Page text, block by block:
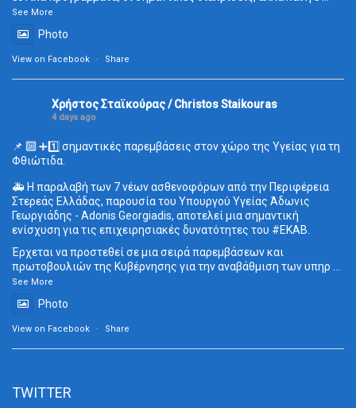
See More
Photo
View on Facebook · Share
Χρήστος Σταϊκούρας / Christos Staikouras
4 days ago
📌 🔟 ➕1️⃣ σημαντικές παρεμβάσεις στον χώρο της Υγείας για τη
Φθιώτιδα.
🚑 Η παραλαβή των 7 νέων ασθενοφόρων από την Περιφέρεια
Στερεάς Ελλάδας, παρουσία του Υπουργού Υγείας Άδωνις
Γεωργιάδης - Adonis Georgiadis, αποτελεί μια σημαντική
ενίσχυση για τις επιχειρησιακές δυνατότητες του #ΕΚΑΒ.
Έρχεται να προστεθεί σε μια σειρά παρεμβάσεων και
πρωτοβουλιών της Κυβέρνησης για την αναβάθμιση των υπηρ ...
See More
Photo
View on Facebook · Share
TWITTER